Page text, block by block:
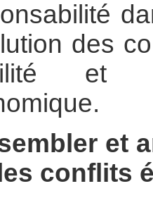
des
et
et
conflits